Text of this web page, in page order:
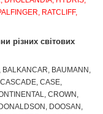
RATCLIFF,
різних світових
BALKANCAR, BAUMANN,
CASE,
CROWN,
DOOSAN,